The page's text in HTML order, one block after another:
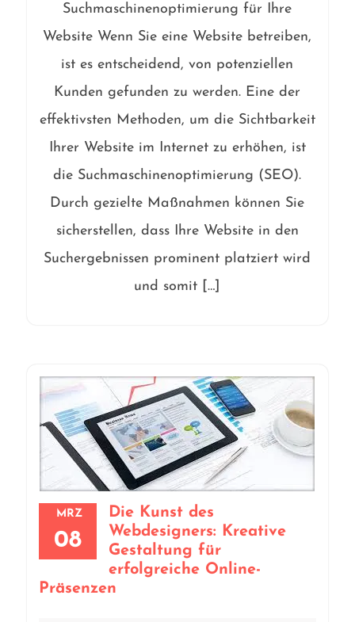
Suchmaschinenoptimierung für Ihre
Website Wenn Sie eine Website betreiben,
ist es entscheidend, von potenziellen
Kunden gefunden zu werden. Eine der
effektivsten Methoden, um die Sichtbarkeit
Ihrer Website im Internet zu erhöhen, ist
die Suchmaschinenoptimierung (SEO).
Durch gezielte Maßnahmen können Sie
sicherstellen, dass Ihre Website in den
Suchergebnissen prominent platziert wird
und somit […]
MRZ
08
Die Kunst des
Webdesigners: Kreative
Gestaltung für
erfolgreiche Online-
Präsenzen